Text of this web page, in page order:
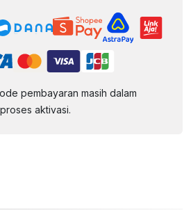
pembayaran masih dalam
proses aktivasi.